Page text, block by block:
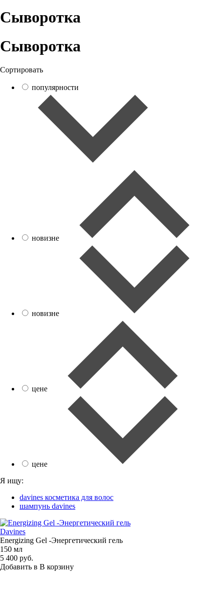
Сыворотка
Сыворотка
Сортировать
популярности
новизне
новизне
цене
цене
Я ищу:
davines косметика для волос
шампунь davines
Davines
Energizing Gel -Энергетический гель
150 мл
5 400 руб.
Добавить в В корзину